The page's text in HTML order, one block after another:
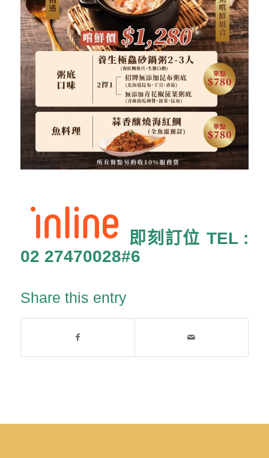
即刻訂位 TEL :
02 27470028#6
Share this entry